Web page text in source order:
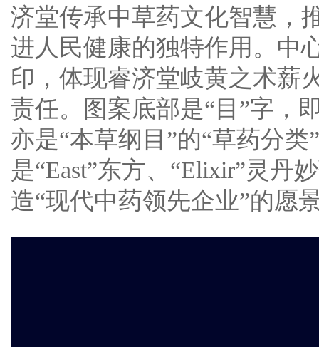
济堂传承中草药文化智慧，
进人民健康的独特作用。中
印，体现睿济堂岐黄之术薪
责任。图案底部是“目”字，
亦是“本草纲目”的“草药分
是“East”东方、“Elixir”灵丹
造“现代中药领先企业”的愿